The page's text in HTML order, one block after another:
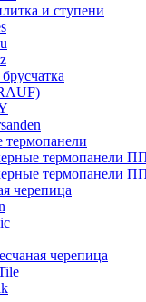
и ступени
термопанели
термопанели
черепица
черепица